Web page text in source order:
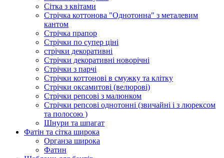
Сітка з квітами
Стрічка коттонова "Однотонна" з металевим
кантом
Стрічка прапор
Стрічки по супер ціні
стрічки декоративні
Стрічки декоративні новорічні
Стрічки з парчі
Стрічки коттонові в смужку та клітку
Стрічки оксамитові (велюрові)
Стрічки репсові з малюнком
Стрічки репсові однотонні (звичайні і з люрексом
та полосою )
Шнури та шпагат
Фатін та сітка широка
Органза широка
Фатин